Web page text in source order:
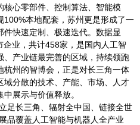
核心零部件、控制算法、智能模
本地配套，苏州更是形成了一
快速定制、极速迭代。数据显
业，共计458家，是国内人工智
产业链最完善的区域，持续领跑
州的智博会，正是对长三角一体
分散的技术、产能、市场、人才
展示与价值释放。
足长三角、辐射全中国、链接全世
品覆盖人工智能与机器人全产业